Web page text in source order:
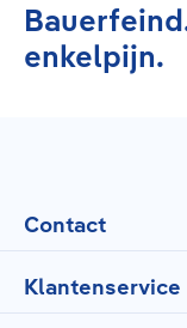
enkelpijn.
Contact
Klantenservice